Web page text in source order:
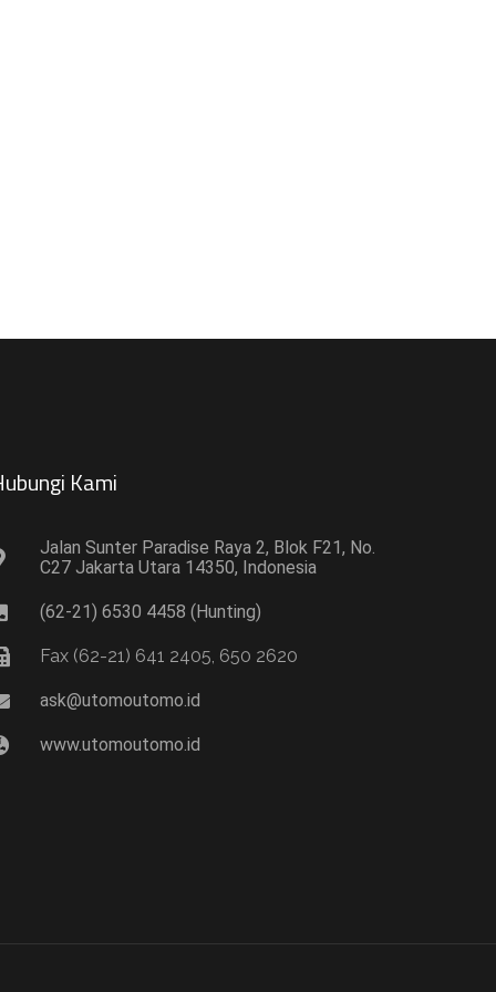
Kami​
Jalan Sunter Paradise Raya 2, Blok F21, No.
C27 Jakarta Utara 14350, Indonesia
(62-21) 6530 4458 (Hunting)
Fax (62-21) 641 2405, 650 2620
ask@utomoutomo.id
www.utomoutomo.id